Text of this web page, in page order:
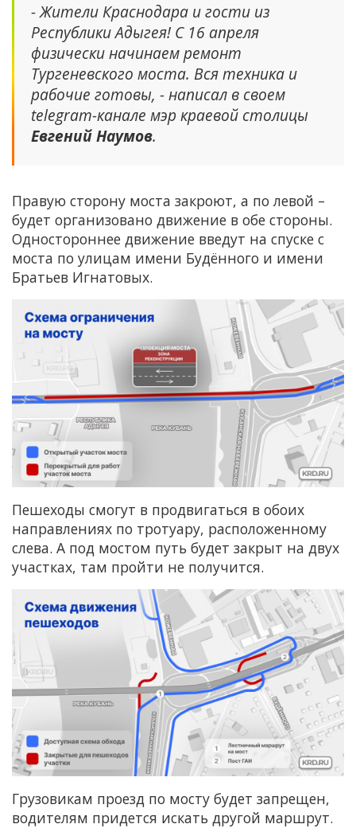
- Жители Краснодара и гости из
Республики Адыгея! С 16 апреля
физически начинаем ремонт
Тургеневского моста. Вся техника и
рабочие готовы, - написал в своем
telegram-канале мэр краевой столицы
Евгений Наумов.
Правую сторону моста закроют, а по левой –
будет организовано движение в обе стороны.
Одностороннее движение введут на спуске с
моста по улицам имени Будённого и имени
Братьев Игнатовых.
Пешеходы смогут в продвигаться в обоих
направлениях по тротуару, расположенному
слева. А под мостом путь будет закрыт на двух
участках, там пройти не получится.
Грузовикам проезд по мосту будет запрещен,
водителям придется искать другой маршрут.